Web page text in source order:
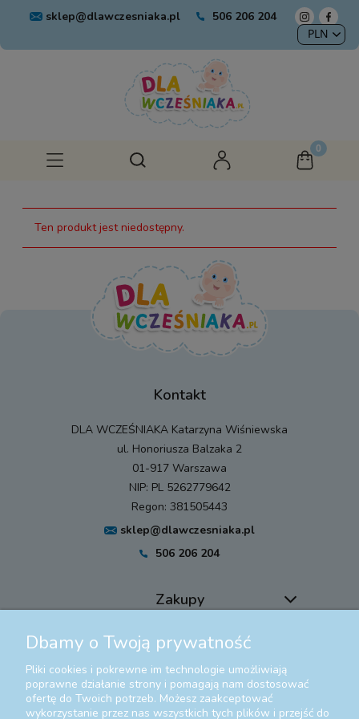
sklep@dlawczesniaka.pl 506 206 204
Ten produkt jest niedostępny.
Kontakt
DLA WCZEŚNIAKA Katarzyna Wiśniewska
ul. Honoriusza Balzaka 2
01-917 Warszawa
NIP: PL 5262779642
Regon: 381505443
sklep@dlawczesniaka.pl
506 206 204
Zakupy
Pomoc
Moje konto
Dbamy o Twoją prywatność
Pliki cookies i pokrewne im technologie umożliwiają
poprawne działanie strony i pomagają nam dostosować
ofertę do Twoich potrzeb. Możesz zaakceptować
wykorzystanie przez nas wszystkich tych plików i przejść do